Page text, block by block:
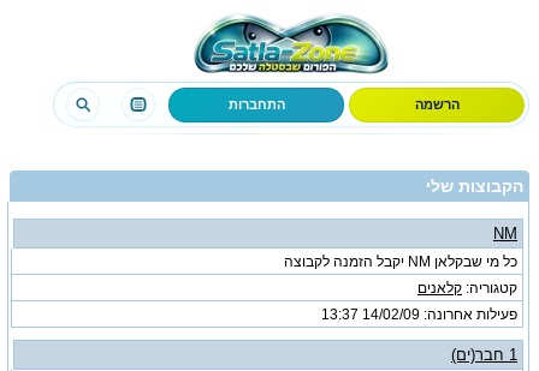
הרשמה התחברות
הקבוצות שלי
NM
כל מי שבקלאן NM יקבל הזמנה לקבוצה
קטגוריה: קלאנים
פעילות אחרונה: 14/02/09
13:37
1 חבר(ים)